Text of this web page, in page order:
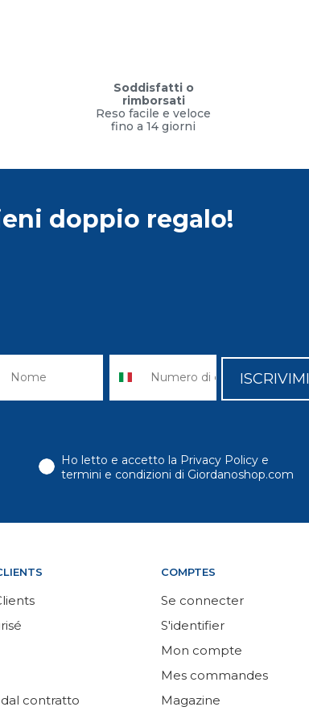
Soddisfatti o
rimborsati
Reso facile e veloce
fino a 14 giorni
doppio regalo!
ISCRIVIMI
Ho letto e accetto la Privacy Policy e
termini e condizioni di Giordanoshop.com
dal contratto
COMPTES
Se connecter
S'identifier
Mon compte
Mes commandes
Magazine